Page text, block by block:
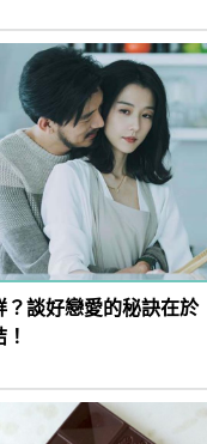
？談好戀愛的秘訣在於